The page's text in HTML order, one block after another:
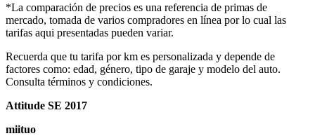
*La comparación de precios es una referencia de primas de
mercado, tomada de varios compradores en línea por lo cual las
tarifas aqui presentadas pueden variar.
Recuerda que tu tarifa por km es personalizada y depende de
factores como: edad, género, tipo de garaje y modelo del auto.
Consulta términos y condiciones.
Attitude SE 2017
miituo